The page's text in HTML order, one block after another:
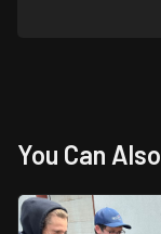
You Can Also